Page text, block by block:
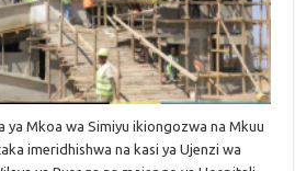
ya Mkoa wa Simiyu ikiongozwa na Mkuu
imeridhishwa na kasi ya Ujenzi wa